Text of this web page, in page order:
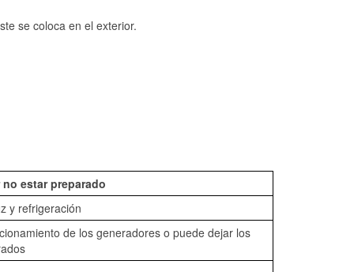
se coloca en el exterior.
estar preparado
y refrigeración
de los generadores o puede dejar los